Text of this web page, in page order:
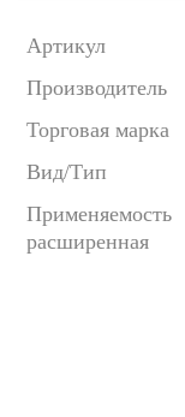
Артикул
Производитель
Торговая марка
Вид/Тип
Применяемость
расширенная